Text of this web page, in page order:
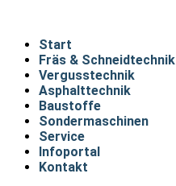
Start
Fräs & Schneidtechnik
Vergusstechnik
Asphalttechnik
Baustoffe
Sondermaschinen
Service
Infoportal
Kontakt